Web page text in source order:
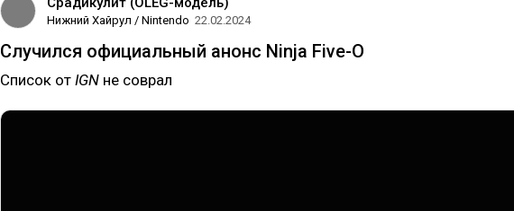
Нижний Хайрул / Nintendo 22.02.2024
Случился официальный анонс Ninja Five-O
Список от IGN не соврал